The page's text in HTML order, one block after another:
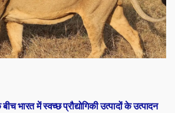
भारत में स्वच्छ प्रौद्योगिकी उत्पादों के उत्पादन